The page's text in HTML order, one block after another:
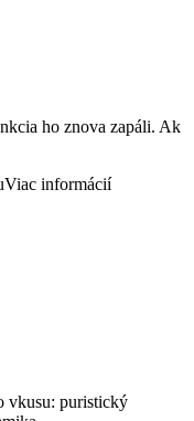
ho znova zapáli. Ak
Viac informácií
vkusu: puristický